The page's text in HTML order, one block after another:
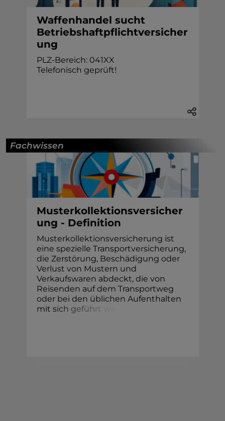
Waffenhandel sucht
Betriebshaftpflichtversicher
ung
PLZ-Bereich: 041XX
Telefonisch geprüft!
Fachwissen
Musterkollektionsversicher
ung - Definition
Musterkollektionsversicherung ist
eine spezielle Transportversicherung,
die Zerstörung, Beschädigung oder
Verlust von Mustern und
Verkaufswaren abdeckt, die von
Reisenden auf dem Transportweg
oder bei den üblichen Aufenthalten
mit sich gefü h rt